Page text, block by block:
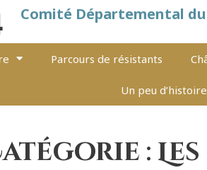
Comité Départemental
Parcours de résistants
Un peu d’histoire
: